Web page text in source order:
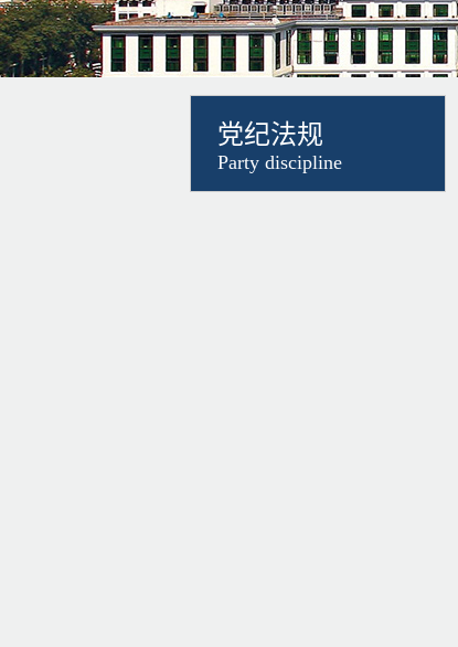
党纪法规
Party discipline